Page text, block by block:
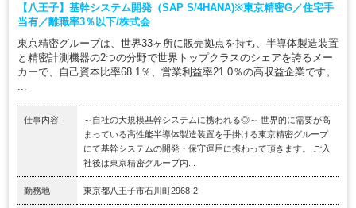
【八王子】基幹システム開発（SAP S/4HANA)※東京精密G／住宅手
当有／離職率3％以下/株式会
東京精密グループは、世界33ヶ所に販売拠点を持ち、半導体製造装置
と精密計測機器の2つの分野で世界トップクラスのシェアを誇るメー
カーで、自己資本比率68.1％、営業利益率21.0％の高収益企業です。
仕事内容
～自社の大規模基幹システムに携われる◎～ 世界的に需要が高
まっている高性能半導体製造装置を手掛ける東京精密グループ
にて基幹システムの開発・保守運用に携わって頂きます。 ご入
社後は東京精密グループ内...
勤務地 東京都八王子市石川町2968-2